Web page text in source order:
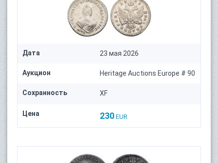
Дата 23 мая 2026
Аукцион Heritage Auctions Europe # 90
Сохранность XF
Цена 230 EUR